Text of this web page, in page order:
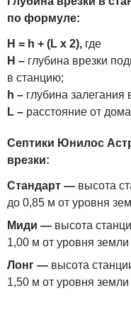
по формуле:
H = h + (L x 2), где
H – глубина врезки
в станцию;
h – глубина
L – расстояние от
Септики Юнилос
врезки:
Стандарт — высота
до 0,85 м от уровня
Миди — высота
1,00 м от уровня
Лонг — высота
1,50 м от уровня